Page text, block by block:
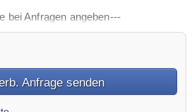
bei Anfragen angeben---
! zu 5.-€ je Satz( 4 Stück)
Anfrage senden